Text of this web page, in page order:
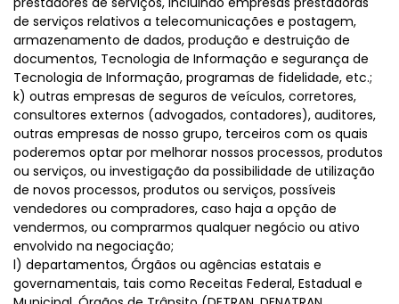
de serviços relativos a telecomunicações e postagem,
armazenamento de dados, produção e destruição de
documentos, Tecnologia de Informação e segurança de
Tecnologia de Informação, programas de fidelidade, etc.;
k) outras empresas de seguros de veículos, corretores,
consultores externos (advogados, contadores), auditores,
outras empresas de nosso grupo, terceiros com os quais
poderemos optar por melhorar nossos processos, produtos
ou serviços, ou investigação da possibilidade de utilização
de novos processos, produtos ou serviços, possíveis
vendedores ou compradores, caso haja a opção de
vendermos, ou comprarmos qualquer negócio ou ativo
envolvido na negociação;
l) departamentos, Órgãos ou agências estatais e
governamentais, tais como Receitas Federal, Estadual e